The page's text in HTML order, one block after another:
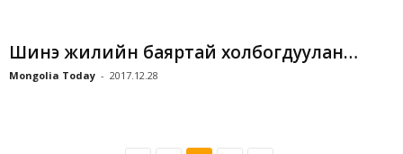
Шинэ жилийн баяртай холбогдуулан…
Mongolia Today - 2017.12.28